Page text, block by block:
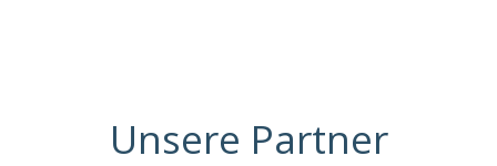
Unsere Partner